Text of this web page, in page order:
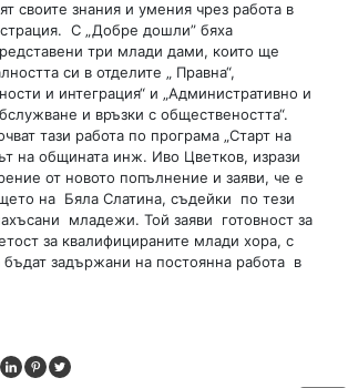
своите знания и умения чрез работа в
С „Добре дошли” бяха
три млади дами, които ще
си в отделите „ Правна“,
и интеграция“ и „Административно и
и връзки с обществеността“.
тази работа по програма „Старт на
на общината инж. Иво Цветков, изрази
от новото попълнение и заяви, че е
на Бяла Слатина, съдейки по тези
младежи. Той заяви готовност за
за квалифицираните млади хора, с
бъдат задържани на постоянна работа в